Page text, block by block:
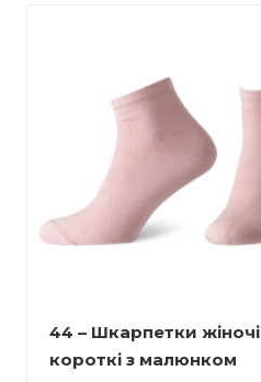
44 – Шкарпетки жіночі
короткі з малюнком